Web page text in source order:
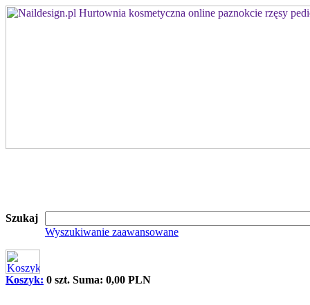
Szukaj
Wyszukiwanie zaawansowane
Koszyk: 0 szt. Suma: 0,00 PLN